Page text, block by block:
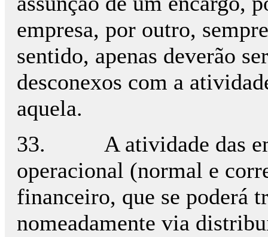
empresa, por outro,
sentido, apenas deverão
desconexos com a
aquela.
33. A atividade das
operacional (normal e
financeiro, que se poderá
nomeadamente via